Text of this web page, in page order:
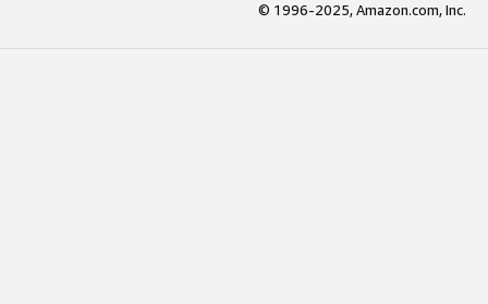
© 1996-2025, Amazon.com, Inc.